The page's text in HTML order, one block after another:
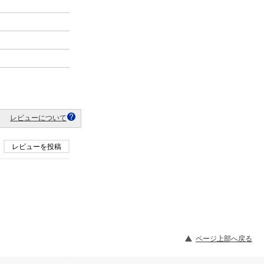
レビューについて
レビューを投稿
ページ上部へ戻る